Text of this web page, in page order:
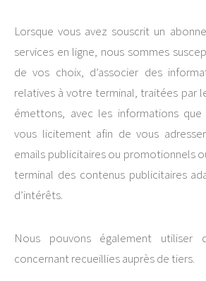
Lorsque vous avez souscrit un
services en ligne, nous sommes
de vos choix, d’associer des
relatives à votre terminal, traitées par
émettons, avec les informations
vous licitement afin de vous
emails publicitaires ou promotionnels
terminal des contenus publicitaires
d’intérêts.
Nous pouvons également utiliser
concernant recueillies auprès de tiers.